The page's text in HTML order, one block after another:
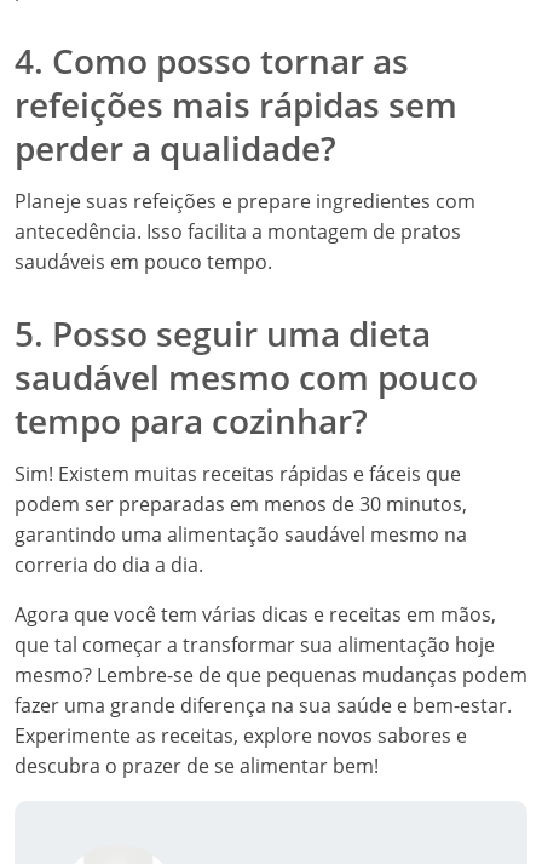
4. Como posso tornar as
refeições mais rápidas sem
perder a qualidade?
Planeje suas refeições e prepare ingredientes com
antecedência. Isso facilita a montagem de pratos
saudáveis em pouco tempo.
5. Posso seguir uma dieta
saudável mesmo com pouco
tempo para cozinhar?
Sim! Existem muitas receitas rápidas e fáceis que
podem ser preparadas em menos de 30 minutos,
garantindo uma alimentação saudável mesmo na
correria do dia a dia.
Agora que você tem várias dicas e receitas em mãos,
que tal começar a transformar sua alimentação hoje
mesmo? Lembre-se de que pequenas mudanças podem
fazer uma grande diferença na sua saúde e bem-estar.
Experimente as receitas, explore novos sabores e
descubra o prazer de se alimentar bem!